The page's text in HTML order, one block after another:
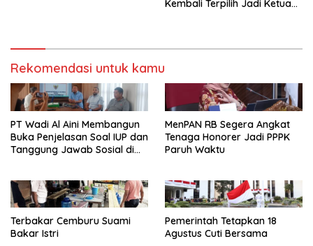
Kembali Terpilih Jadi Ketua
Rekomendasi untuk kamu
PT Wadi Al Aini Membangun
Buka Penjelasan Soal IUP dan
Tanggung Jawab Sosial di
MenPAN RB Segera Angkat
Tenaga Honorer Jadi PPPK
Paruh Waktu
Terbakar Cemburu Suami
Bakar Istri
Pemerintah Tetapkan 18
Agustus Cuti Bersama